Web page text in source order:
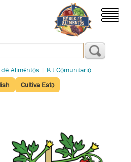
Alimentos | Kit Comunitario
Cultiva Esto